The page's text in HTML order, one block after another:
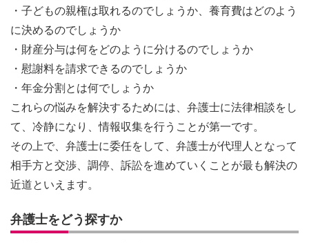
・子どもの親権は取れるのでしょうか、養育費はどのよう
に決めるのでしょうか
・財産分与は何をどのように分けるのでしょうか
・慰謝料を請求できるのでしょうか
・年金分割とは何でしょうか
これらの悩みを解決するためには、弁護士に法律相談をし
て、冷静になり、情報収集を行うことが第一です。
その上で、弁護士に委任をして、弁護士が代理人となって
相手方と交渉、調停、訴訟を進めていくことが最も解決の
近道といえます。
弁護士をどう探すか